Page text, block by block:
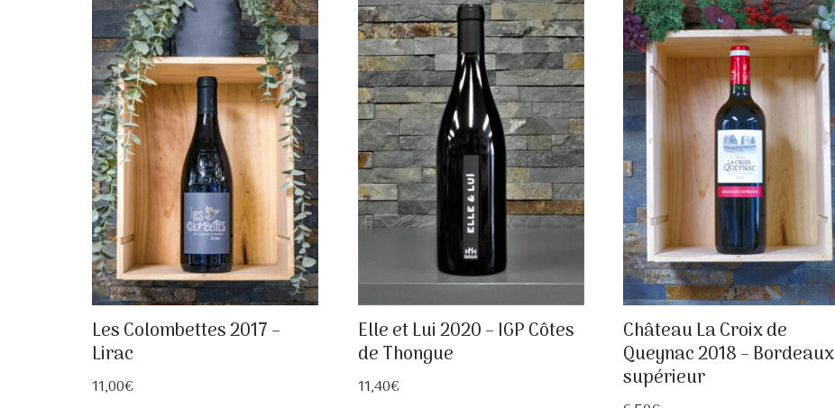
Les Colombettes 2017 –
Lirac
11,00€
Elle et Lui 2020 – IGP Côtes
de Thongue
11,40€
Château La Croix de
Queynac 2018 – Bordeaux
supérieur